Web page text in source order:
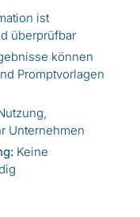
ist
überprüfbar
können
Promptvorlagen
Unternehmen
Keine